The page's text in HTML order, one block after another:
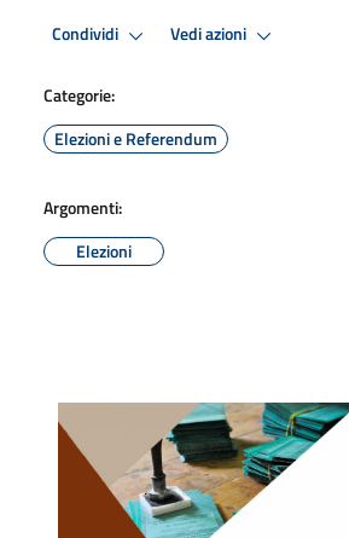
Condividi Vedi azioni
Categorie:
Elezioni e Referendum
Argomenti:
Elezioni